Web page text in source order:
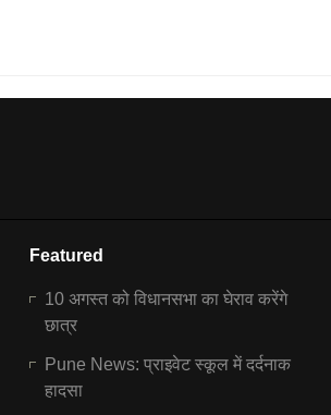
Featured
10 अगस्त को विधानसभा का घेराव करेंगे
छात्र
Pune News: प्राइवेट स्कूल में दर्दनाक
हादसा